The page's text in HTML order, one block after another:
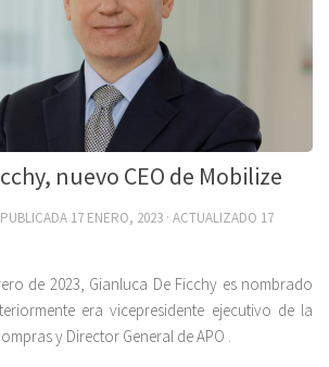
nuevo CEO de Mobilize
PUBLICADA 17 ENERO, 2023 · ACTUALIZADO 17
de 2023, Gianluca De Ficchy es nombrado
era vicepresidente ejecutivo de la
y Director General de APO .